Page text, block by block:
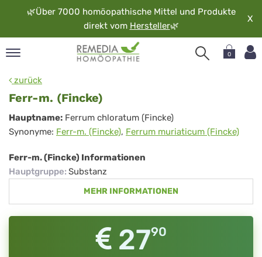
🌿Über 7000 homöopathische Mittel und Produkte
direkt vom Hersteller🌿
X
0
zurück
Ferr-m. (Fincke)
Ferr-
m.
(Fincke)
Hauptname: Ferrum chloratum (Fincke)
Synonyme: Ferr-m. (Fincke), Ferrum muriaticum (Fincke)
Ferr-m. (Fincke) Informationen
Hauptgruppe: Substanz
MEHR INFORMATIONEN
2790